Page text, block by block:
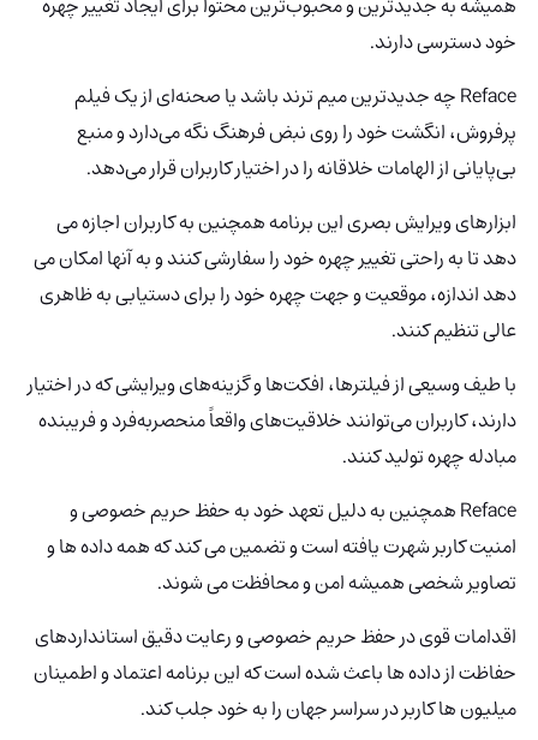
خود دسترسی دارند.
Reface چه جدیدترین میم ترند باشد یا صحنه‌ای از یک فیلم
پرفروش، انگشت خود را روی نبض فرهنگ نگه می‌دارد و منبع
بی‌پایانی از الهامات خلاقانه را در اختیار کاربران قرار می‌دهد.
ابزارهای ویرایش بصری این برنامه همچنین به کاربران اجازه می
دهد تا به راحتی تغییر چهره خود را سفارشی کنند و به آنها امکان می
دهد اندازه، موقعیت و جهت چهره خود را برای دستیابی به ظاهری
عالی تنظیم کنند.
با طیف وسیعی از فیلترها، افکت‌ها و گزینه‌های ویرایشی که در اختیار
دارند، کاربران می‌توانند خلاقیت‌های واقعاً منحصربه‌فرد و فریبنده
مبادله چهره تولید کنند.
Reface همچنین به دلیل تعهد خود به حفظ حریم خصوصی و
امنیت کاربر شهرت یافته است و تضمین می کند که همه داده ها و
تصاویر شخصی همیشه امن و محافظت می شوند.
اقدامات قوی در حفظ حریم خصوصی و رعایت دقیق استانداردهای
حفاظت از داده ها باعث شده است که این برنامه اعتماد و اطمینان
میلیون ها کاربر در سراسر جهان را به خود جلب کند.